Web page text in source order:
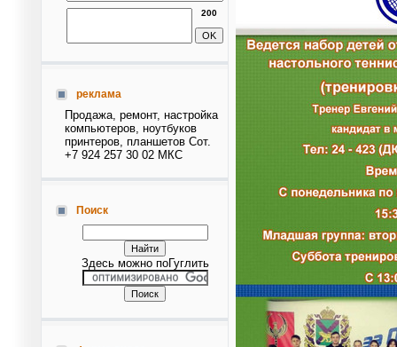
200
реклама
Продажа, ремонт, настройка
компьютеров, ноутбуков
принтеров, планшетов Сот.
+7 924 257 30 02 МКС
Поиск
Здесь можно поГуглить